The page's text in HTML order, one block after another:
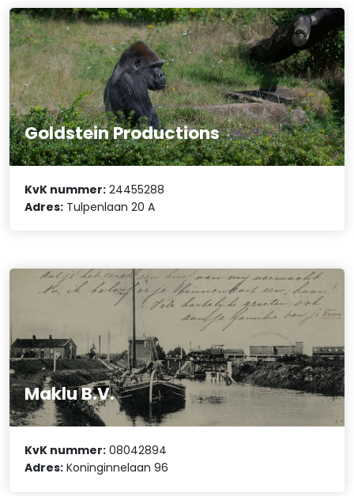
Goldstein Productions
KvK nummer: 24455288
Adres: Tulpenlaan 20 A
Maklu B.V.
KvK nummer: 08042894
Adres: Koninginnelaan 96